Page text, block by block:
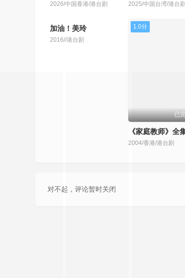
2026/中国香港/港台剧 2025/中国台湾/港台剧
10.0分 《家庭教师》全集
对不起，评论暂时关闭